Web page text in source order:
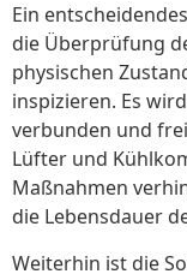
Ein
die Überprüfung
physischen
inspizieren. Es
verbunden und
Lüfter und
Maßnahmen
die Lebensdauer
Weiterhin ist die